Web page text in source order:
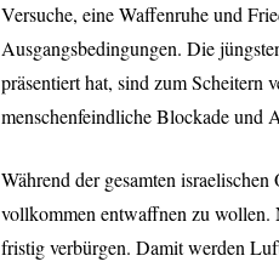
Versuche, eine Waffenruhe und
Ausgangsbedingungen. Die
präsentiert hat, sind zum Scheitern
menschenfeindliche Blockade und
Während der gesamten
vollkommen entwaffnen zu wollen.
fristig verbürgen. Damit werden